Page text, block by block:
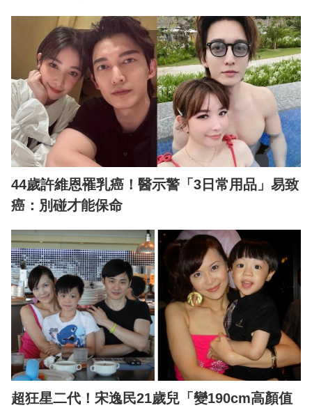
44歲許維恩罹乳癌！醫示警「3日常用品」易致
癌：別碰才能保命
超狂星二代！宋逸民21歲兒「變190cm高顏值